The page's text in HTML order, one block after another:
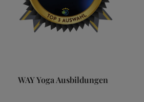
WAY Yoga Ausbildungen